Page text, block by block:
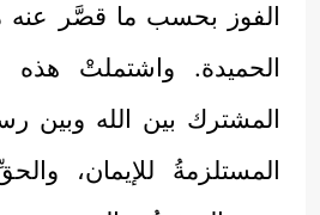
الفوز بحسب ما قصَّر عنه
الحميدة. واشتملتْ هذه
المشترك بين الله وبين
المستلزمةُ للإيمان،